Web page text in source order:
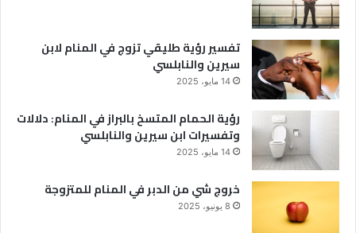
تفسير رؤية طليقي تزوج في المنام لابن
سيرين والنابلسي
14 مايو، 2025
رؤية الحمام المتسخ بالبراز في المنام: دلالات
وتفسيرات ابن سيرين والنابلسي
14 مايو، 2025
خروج شي من الدبر في المنام للمتزوجة
8 يونيو، 2025